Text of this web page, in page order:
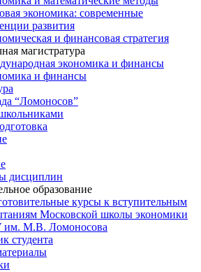
экономика: современные
развития
и финансовая стратегия
магистратура
экономика и финансы
и финансы
“Ломоносов”
дисциплин
образование
курсы к вступительным
Московской школы экономики
М.В. Ломоносова
студента